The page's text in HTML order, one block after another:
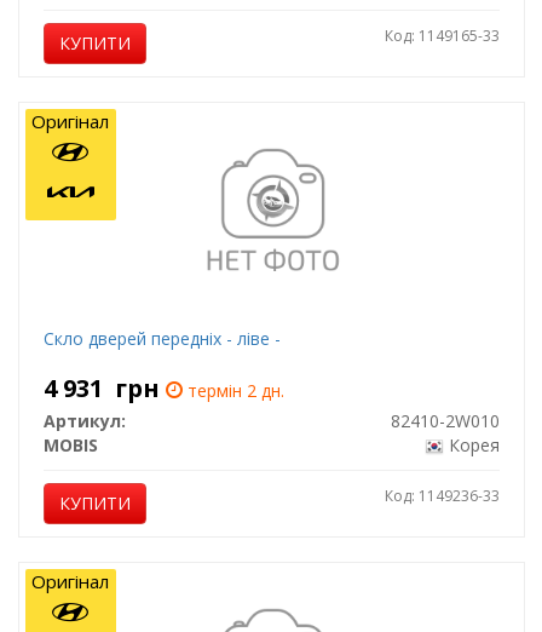
КУПИТИ Код: 1149165-33
Скло дверей передніх - ліве -
4 931 грн
термін 2 дн.
Артикул:
82410-2W010
MOBIS
Корея
КУПИТИ Код: 1149236-33
Оригінал
Оригінал